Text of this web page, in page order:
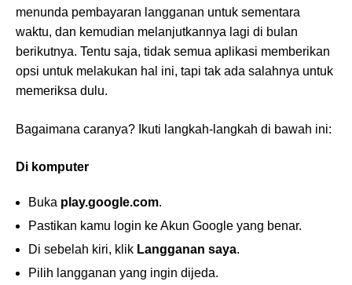
menunda pembayaran langganan untuk sementara
waktu, dan kemudian melanjutkannya lagi di bulan
berikutnya. Tentu saja, tidak semua aplikasi memberikan
opsi untuk melakukan hal ini, tapi tak ada salahnya untuk
memeriksa dulu.
Bagaimana caranya? Ikuti langkah-langkah di bawah ini:
Di komputer
Buka play.google.com.
Pastikan kamu login ke Akun Google yang benar.
Di sebelah kiri, klik Langganan saya.
Pilih langganan yang ingin dijeda.